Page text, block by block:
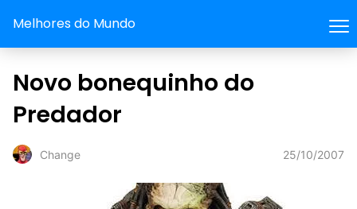
Melhores do Mundo
Novo bonequinho do
Predador
Change 25/10/2007